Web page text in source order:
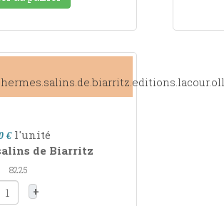
€ l'unité
de Biarritz
8225
+